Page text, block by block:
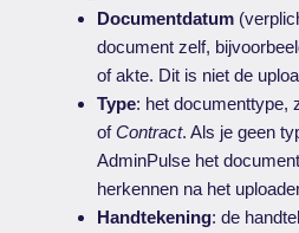
Documentdatum
document zelf,
of akte. Dit is niet de
Type: het documenttype,
ofContract. Als je geen
AdminPulse het
herkennen na het
Handtekening: de